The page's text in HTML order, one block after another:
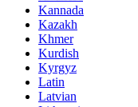
Kannada
Kazakh
Khmer
Kurdish
Kyrgyz
Latin
Latvian